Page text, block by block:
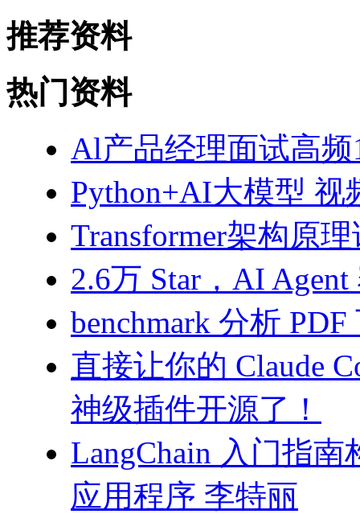
推荐资料
热门资料
Al产品经理面试高频
Python+AI大模型 视
Transformer架构原
2.6万 Star，AI
benchmark 分析 PDF
直接让你的 Claude
神级插件开源了！
LangChain 入门指
应用程序 李特丽